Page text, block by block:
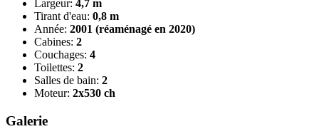
Largeur: 4,7 m
Tirant d'eau: 0,8 m
Année: 2001 (réaménagé en 2020)
Cabines: 2
Couchages: 4
Toilettes: 2
Salles de bain: 2
Moteur: 2х530 ch
Galerie